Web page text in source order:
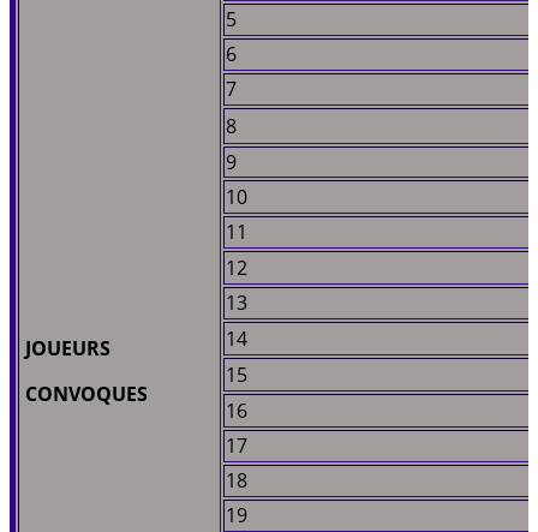
JOUEURS
CONVOQUES
5
6
7
8
9
10
11
12
13
14
15
16
17
18
19